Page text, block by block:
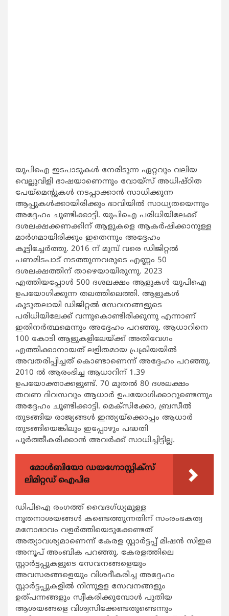
യുപിഐ ഇടപാടുകള്‍ നേരിടുന്ന ഏറ്റവും വലിയ
വെല്ലുവിളി ഭാഷയാണെന്നും വോയ്സ് അധിഷ്ഠിത
പേയ്മെന്‍റുകള്‍ നടപ്പാക്കാന്‍ സാധിക്കുന്ന
ആപ്പുകള്‍ക്കായിരിക്കും ഭാവിയില്‍ സാധ്യതയെന്നും
അദ്ദേഹം ചൂണ്ടിക്കാട്ടി. യുപിഐ പരിധിയിലേക്ക്
ദശലക്ഷക്കണക്കിന് ആളുകളെ ആകര്‍ഷിക്കാനുള്ള
മാര്‍ഗമായിരിക്കും ഇതെന്നും അദ്ദേഹം
കൂട്ടിച്ചേര്‍ത്തു. 2016 ന് മുമ്പ് വരെ ഡിജിറ്റല്‍
പണമിടപാട് നടത്തുന്നവരുടെ എണ്ണം 50
ദശലക്ഷത്തിന് താഴെയായിരുന്നു. 2023
എത്തിയപ്പോള്‍ 500 ദശലക്ഷം ആളുകള്‍ യുപിഐ
ഉപയോഗിക്കുന്ന തലത്തിലെത്തി. ആളുകള്‍
കൂടുതലായി ഡിജിറ്റല്‍ സേവനങ്ങളുടെ
പരിധിയിലേക്ക് വന്നുകൊണ്ടിരിക്കുന്നു എന്നാണ്
ഇതിനര്‍ത്ഥമെന്നും അദ്ദേഹം പറഞ്ഞു. ആധാറിനെ
100 കോടി ആളുകളിലേയ്ക്ക് അതിവേഗം
എത്തിക്കാനായത് ലളിതമായ പ്രക്രിയയില്‍
അവതരിപ്പിച്ചത് കൊണ്ടാണെന്ന് അദ്ദേഹം പറഞ്ഞു.
2010 ല്‍ ആരംഭിച്ച ആധാറിന് 1.39
ഉപയോക്താക്കളുണ്ട്. 70 മുതല്‍ 80 ദശലക്ഷം
തവണ ദിവസവും ആധാര്‍ ഉപയോഗിക്കാറുണ്ടെന്നും
അദ്ദേഹം ചൂണ്ടിക്കാട്ടി. മെക്സിക്കോ, ബ്രസീല്‍
തുടങ്ങിയ രാജ്യങ്ങള്‍ ഇന്ത്യയ്ക്കൊപ്പം ആധാര്‍
തുടങ്ങിയെങ്കിലും ഇപ്പോഴും പദ്ധതി
പൂര്‍ത്തീകരിക്കാന്‍ അവര്‍ക്ക് സാധിച്ചിട്ടില്ല.
മോൾബിയോ ഡയഗ്നോസ്റ്റിക്സ്
ലിമിറ്റഡ് ഐപിഒ
ഡിപിഐ രംഗത്ത് വൈദഗ്ധ്യമുള്ള
നൂതനാശയങ്ങള്‍ കണ്ടെത്തുന്നതിന് സംരംഭകത്വ
മനോഭാവം വളര്‍ത്തിയെടുക്കേണ്ടത്
അത്യാവശ്യമാണെന്ന് കേരള സ്റ്റാര്‍ട്ടപ്പ് മിഷന്‍ സിഇഒ
അനൂപ് അംബിക പറഞ്ഞു. കേരളത്തിലെ
സ്റ്റാര്‍ട്ടപ്പുകളുടെ സേവനങ്ങളെയും
അവസരങ്ങളെയും വിശദീകരിച്ച അദ്ദേഹം
സ്റ്റാര്‍ട്ടപ്പുകളില്‍ നിന്നുളള സേവനങ്ങളും
ഉത്പന്നങ്ങളും സ്വീകരിക്കുമ്പോള്‍ പുതിയ
ആശയങ്ങളെ വിശ്വസിക്കേണ്ടതുണ്ടെന്നും